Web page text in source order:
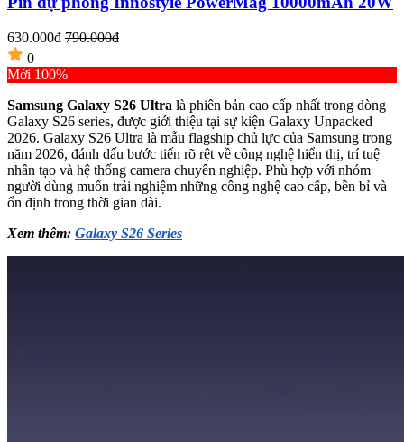
630.000đ 790.000đ
0
Mới 100%
Samsung Galaxy S26 Ultra là phiên bản cao cấp nhất trong dòng
Galaxy S26 series, được giới thiệu tại sự kiện Galaxy Unpacked
2026. Galaxy S26 Ultra là mẫu flagship chủ lực của Samsung trong
năm 2026, đánh dấu bước tiến rõ rệt về công nghệ hiển thị, trí tuệ
nhân tạo và hệ thống camera chuyên nghiệp. Phù hợp với nhóm
người dùng muốn trải nghiệm những công nghệ cao cấp, bền bỉ và
ổn định trong thời gian dài.
Xem thêm: Galaxy S26 Series